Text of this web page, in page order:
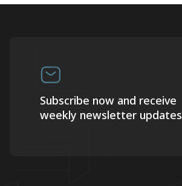
Subscribe now and receive
weekly newsletter updates